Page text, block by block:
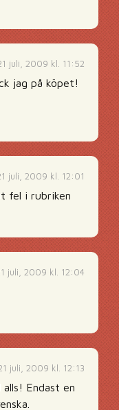
juli, 2009 kl. 11:52
jag på köpet!
juli, 2009 kl. 12:01
fel i rubriken
juli, 2009 kl. 12:04
juli, 2009 kl. 12:13
Endast en